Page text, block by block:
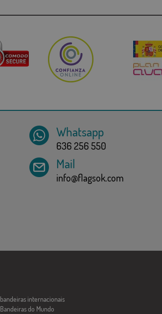
Whatsapp
636 256 550
Mail
info@flagsok.com
internacionais
do Mundo